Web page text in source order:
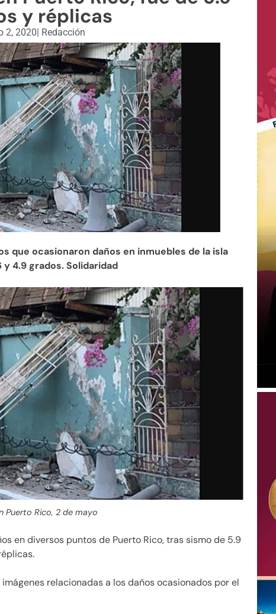
y réplicas
2, 2020 Redacción
que ocasionaron daños en inmuebles de la isla
4.9 grados. Solidaridad
Puerto Rico, 2 de mayo
en diversos puntos de Puerto Rico, tras sismo de 5.9
relacionadas a los daños ocasionados por el